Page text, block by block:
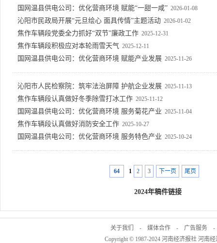
国网温县供电公司：优化营商环境 赋能“一甜一咸” 2026-01-08
沁阳市民政局开展“元旦绘心 面具传情”主题活动 2026-01-02
焦作车辆段党委全力抓好“双节”廉政工作 2025-12-31
焦作车辆段积极应对本轮雨雪天气 2025-12-11
国网温县供电公司：优化营商环境 赋能产业发展 2025-11-26
沁阳市人民检察院：筑牢法治屏障 护航企业发展 2025-11-13
焦作车辆段认真做好冬季除雪打冰工作 2025-11-12
国网温县供电公司：优化营商环境 服务菊花产业 2025-11-04
焦作车辆段认真做好消防安全工作 2025-10-27
国网温县供电公司：优化营商环境 服务特色产业 2025-10-24
64 1 2 3 下一页 尾页
2024年稿件链接
关于我们 - 媒体合作 - 广告服务
Copyright © 1987-2024 河南经济报社 河南